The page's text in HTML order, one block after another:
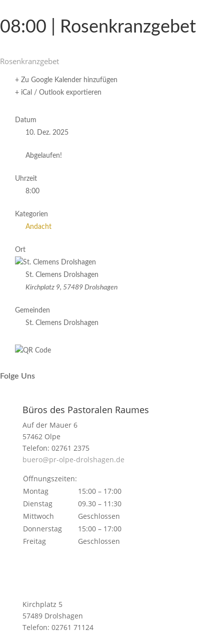
08:00 | Rosenkranzgebet
Rosen­kranz­gebet
+ Zu Google Kalender hinzufügen
+ iCal / Outlook exportieren
Datum
10. Dez. 2025
Abgelaufen!
Uhrzeit
8:00
Kategorien
Andacht
Ort
St. Clemens Drolshagen
Kirchplatz 9, 57489 Drolshagen
Gemeinden
St. Clemens Drolshagen
Folge Uns
Büros des Pastoralen Raumes
Auf der Mauer 6
57462 Olpe
Telefon: 02761 2375
buero@pr-olpe-drolshagen.de
Öffnungszeiten:
Montag
15:00 – 17:00
Dienstag
09.30 – 11:30
Mittwoch
Geschlossen
Donnerstag
15:00 – 17:00
Freitag
Geschlossen
Kirchplatz 5
57489 Drolshagen
Telefon: 02761 71124